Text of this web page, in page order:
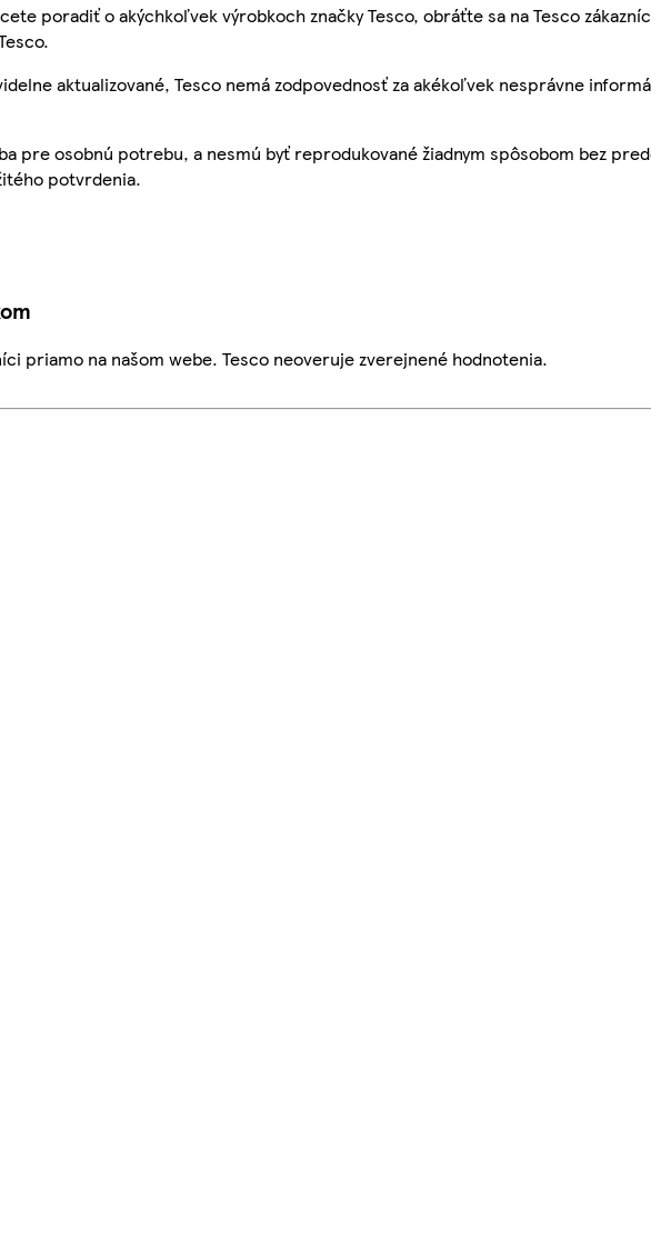
poradiť o akýchkoľvek výrobkoch značky Tesco, obráťte sa na Tesco
aktualizované, Tesco nemá zodpovednosť za akékoľvek nesprávne
pre osobnú potrebu, a nesmú byť reprodukované žiadnym spôsobom bez
potvrdenia.
priamo na našom webe. Tesco neoveruje zverejnené hodnotenia.